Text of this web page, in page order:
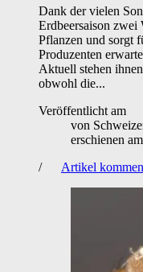
Dank der vielen
Erdbeersaison zwei
Pflanzen und sorgt
Produzenten
Aktuell stehen
obwohl die...
Veröffentlicht am
von
erschienen am
/
Artikel